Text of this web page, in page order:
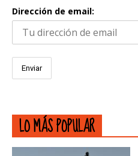
Dirección de email:
LO MÁS POPULAR